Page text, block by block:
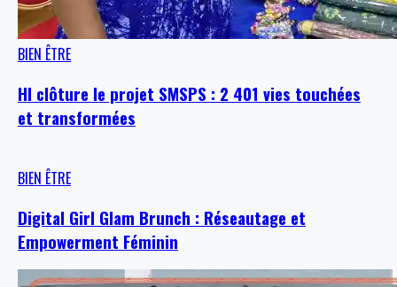
BIEN ÊTRE
HI clôture le projet SMSPS : 2 401 vies touchées
et transformées
BIEN ÊTRE
Digital Girl Glam Brunch : Réseautage et
Empowerment Féminin